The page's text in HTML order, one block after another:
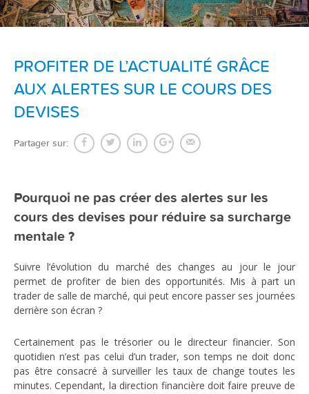
PROFITER DE L’ACTUALITÉ GRÂCE
AUX ALERTES SUR LE COURS DES
DEVISES
Partager sur:
Pourquoi ne pas créer des alertes sur les
cours des devises pour réduire sa surcharge
mentale ?
Suivre l’évolution du marché des changes au jour le jour
permet de profiter de bien des opportunités. Mis à part un
trader de salle de marché, qui peut encore passer ses journées
derrière son écran ?
Certainement pas le trésorier ou le directeur financier. Son
quotidien n’est pas celui d’un trader, son temps ne doit donc
pas être consacré à surveiller les taux de change toutes les
minutes. Cependant, la direction financière doit faire preuve de